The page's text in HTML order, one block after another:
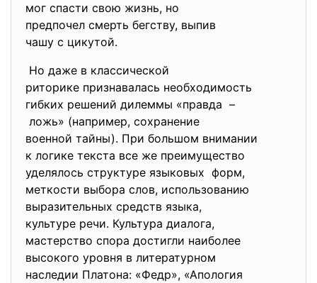
мог спасти свою жизнь, но
предпочел смерть бегству, выпив
чашу с цикутой.
Но даже в классической
риторике признавалась необходимость
гибких решений дилеммы «правда –
ложь» (например, сохранение
военной тайны). При большом внимании
к логике текста все же преимущество
уделялось структуре языковых форм,
меткости выбора слов, использованию
выразительных средств языка,
культуре речи. Культура диалога,
мастерство спора достигли наиболее
высокого уровня в литературном
наследии Платона: «Федр», «Апология